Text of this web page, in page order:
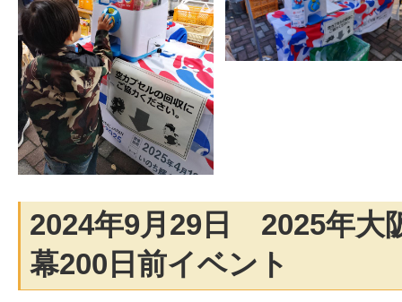
2024年9月29日 2025年大
幕200日前イベント